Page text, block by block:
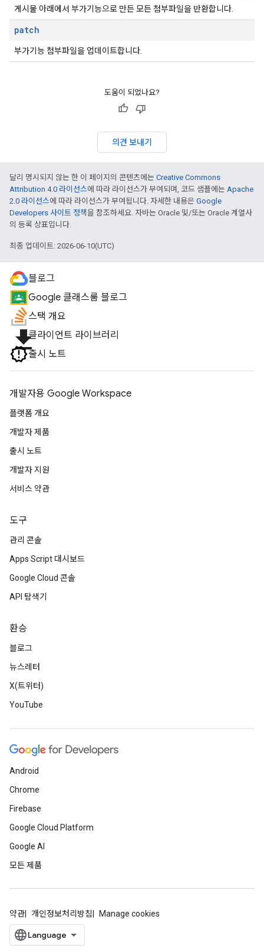
게시물 아래에서 부가기능으로 만든 모든 첨부파일을 반환합니다.
patch
부가기능 첨부파일을 업데이트합니다.
도움이 되었나요?
의견 보내기
달리 명시되지 않는 한 이 페이지의 콘텐츠에는 Creative Commons
Attribution 4.0 라이선스에 따라 라이선스가 부여되며, 코드 샘플에는 Apache
2.0 라이선스에 따라 라이선스가 부여됩니다. 자세한 내용은 Google
Developers 사이트 정책을 참조하세요. 자바는 Oracle 및/또는 Oracle 계열사
의 등록 상표입니다.
최종 업데이트: 2026-06-10(UTC)
블로그
Google 클래스룸 블로그
스택 개요
file_download클라이언트 라이브러리
출시 노트
개발자용 Google Workspace
플랫폼 개요
개발자 제품
출시 노트
개발자 지원
서비스 약관
도구
관리 콘솔
Apps Script 대시보드
Google Cloud 콘솔
API 탐색기
환승
블로그
뉴스레터
X(트위터)
YouTube
Android
Chrome
Firebase
Google Cloud Platform
Google AI
모든 제품
약관 개인정보처리방침 Manage cookies